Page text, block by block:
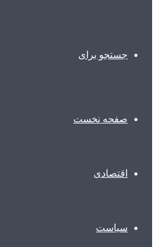
جستجو برای
صفحه نخست
اقتصادی
سیاست